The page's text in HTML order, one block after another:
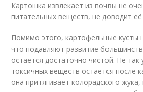
Картошка извлекает из почвы не
питательных веществ, не доводит
Помимо этого, картофельные кусты
что подавляют развитие
остаётся достаточно чистой. Не
токсичных веществ остаётся после
она притягивает колорадского